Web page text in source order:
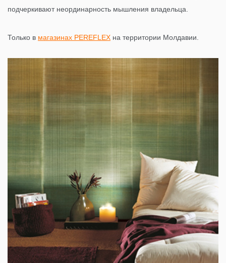
подчеркивают неординарность мышления владельца.
Только в магазинах PEREFLEX на территории Молдавии.